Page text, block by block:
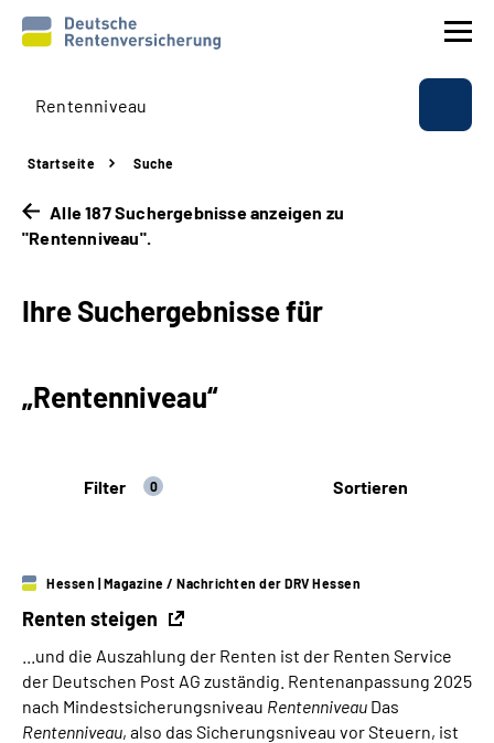
Rente
Beratung & Kontakt
Online-Services
Language
Inhalte in Gebärdensprache (DGS)
Leichte Sprache
Startseite Suche
Alle 187 Suchergebnisse anzeigen zu
"Rentenniveau".
Ihre Suchergebnisse für
„Rentenniveau“
Filter 0 Sortieren
Renten steigen
Hessen | Magazine / Nachrichten der DRV Hessen
...und die Auszahlung der Renten ist der Renten Service
der Deutschen Post AG zuständig. Rentenanpassung 2025
nach Mindestsicherungsniveau Rentenniveau Das
Rentenniveau, also das Sicherungsniveau vor Steuern, ist